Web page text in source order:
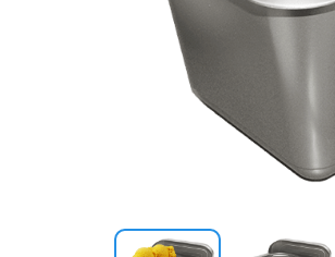
Лакомства для питомцев
Карты и сертификаты